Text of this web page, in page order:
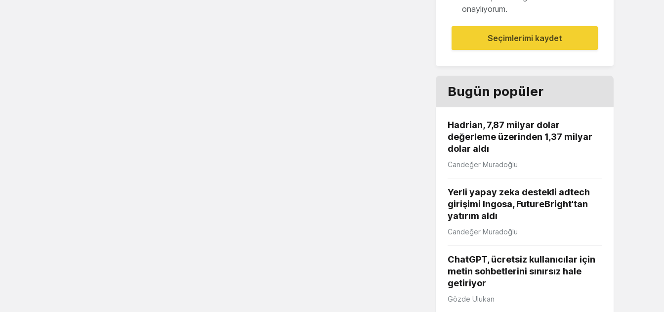
onaylıyorum.
Seçimlerimi kaydet
Bugün popüler
Hadrian, 7,87 milyar dolar
değerleme üzerinden 1,37 milyar
dolar aldı
Candeğer Muradoğlu
Yerli yapay zeka destekli adtech
girişimi Ingosa, FutureBright'tan
yatırım aldı
Candeğer Muradoğlu
ChatGPT, ücretsiz kullanıcılar için
metin sohbetlerini sınırsız hale
getiriyor
Gözde Ulukan